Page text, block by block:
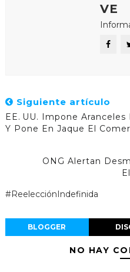
VE
Siguiente artículo
EE. UU. Impone
Y Pone En Jaque El
ONG Alertan
#ReelecciónIndefinida
BLOGGER
NO HAY